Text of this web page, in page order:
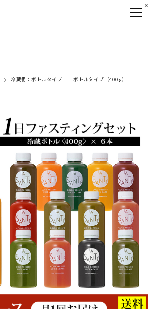
冷蔵便：ボトルタイプ ボトルタイプ（400g）
×